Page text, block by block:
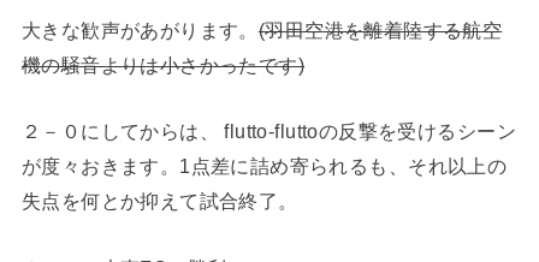
大きな歓声があがります。(羽田空港を離着陸する航空
機の騒音よりは小さかったです)
２－０にしてからは、 flutto-fluttoの反撃を受けるシーン
が度々おきます。1点差に詰め寄られるも、それ以上の
失点を何とか抑えて試合終了。